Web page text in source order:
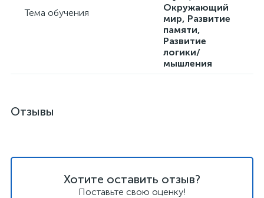
Тема обучения
Окружающий
мир, Развитие
памяти,
Развитие
логики/
мышления
Отзывы
Хотите оставить отзыв?
Поставьте свою оценку!